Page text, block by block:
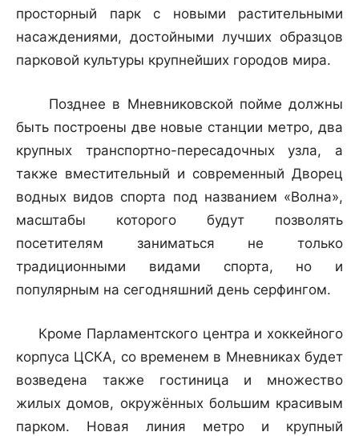
просторный парк с новыми растительными
насаждениями, достойными лучших образцов
парковой культуры крупнейших городов мира.
Позднее в Мневниковской пойме должны
быть построены две новые станции метро, два
крупных транспортно-пересадочных узла, а
также вместительный и современный Дворец
водных видов спорта под названием «Волна»,
масштабы которого будут позволять
посетителям заниматься не только
традиционными видами спорта, но и
популярным на сегодняшний день серфингом.
Кроме Парламентского центра и хоккейного
корпуса ЦСКА, со временем в Мневниках будет
возведена также гостиница и множество
жилых домов, окружённых большим красивым
парком. Новая линия метро и крупный